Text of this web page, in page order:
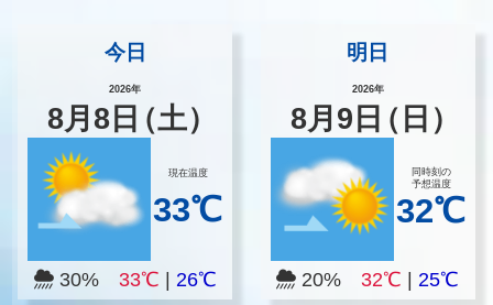
今日
2026年
8月8 日（土）
現在温度
33℃
30% 33℃ 26℃
明日
2026年
8月 9 日（日）
同時刻の
予想温度
32℃
20% 32℃ |25℃